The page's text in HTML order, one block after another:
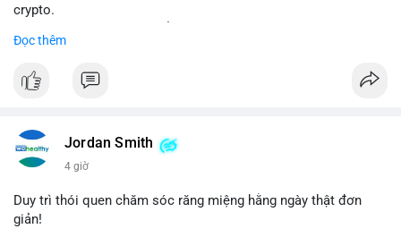
crypto.
- Bill có thể ảnh hưởng pháp lý, hoạt động của các đồng tiền kỹ
$btc $eth
#vlikevn #titanbot
Đọc thêm
Jordan Smith
4 giờ
Duy trì thói quen chăm sóc răng miệng hằng ngày thật đơn
giản!